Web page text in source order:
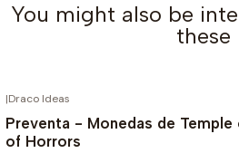
You might also be
these
|Draco Ideas
Preventa - Monedas de
of Horrors